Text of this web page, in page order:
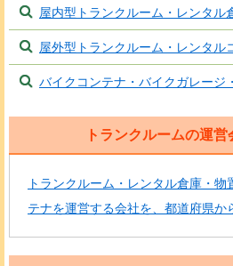
屋内型トランクルーム・レンタル
屋外型トランクルーム・レンタル
バイクコンテナ・バイクガレージ
トランクルームの運
トランクルーム・レンタル倉庫・物
テナを運営する会社を、都道府県か